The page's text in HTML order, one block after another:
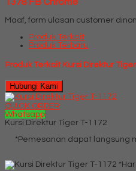
Maaf, form ulasan customer
Produk Terkait
Produk Terbaru
Produk Terkait Kursi Direktur
Hubungi Kami
QUICK ORDER
Whatsapp
Kursi Direktur Tiger T-1172
*Pemesanan dapat langsung